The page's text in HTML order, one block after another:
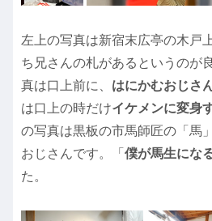
左上の写真は新宿末広亭の木戸
ち兄さんの札があるというのが
真は口上前に、 はにかむおじさ
は口上の時だけイケメンに変身
の写真は黒板の市馬師匠の「馬
おじさんです。「 僕が馬生にな
た。